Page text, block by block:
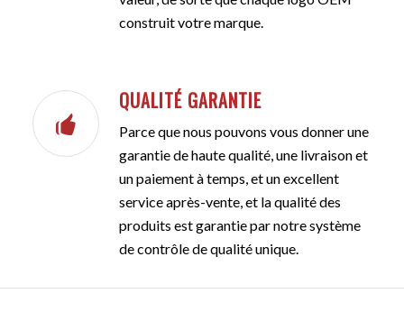
construit votre marque.
QUALITÉ GARANTIE
Parce que nous pouvons vous donner une
garantie de haute qualité, une livraison et
un paiement à temps, et un excellent
service après-vente, et la qualité des
produits est garantie par notre système
de contrôle de qualité unique.